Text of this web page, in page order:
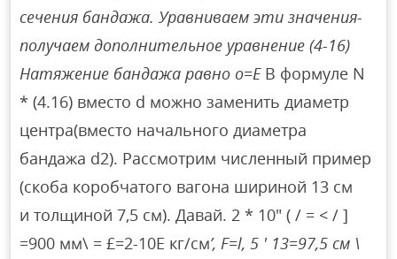
сечения бандажа. Уравниваем эти значения-
получаем дополнительное уравнение (4-16)
Натяжение бандажа равно o=EВ формуле N
* (4.16) вместо d можно заменить диаметр
центра(вместо начального диаметра
бандажа d2). Рассмотрим численный пример
(скоба коробчатого вагона шириной 13 см
и толщиной 7,5 см). Давай. 2 * 10″ ( / = < / ]
=900 мм\ = £=2-10E кг/см’, F=l, 5 ′ 13=97,5 см \